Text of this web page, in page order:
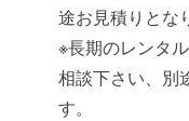
途お見積りとな
※長期のレンタ
相談下さい、別
す。